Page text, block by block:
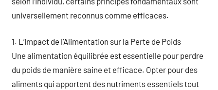
universellement reconnus comme efficaces.
1. L’Impact de l’Alimentation sur la Perte de Poids
Une alimentation équilibrée est essentielle pour perdre
du poids de manière saine et efficace. Opter pour des
aliments qui apportent des nutriments essentiels tout